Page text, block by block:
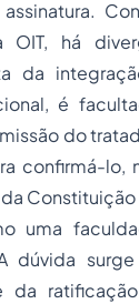
OIT, há
da
é
do
confirmá-lo,
da
uma
dúvida
da